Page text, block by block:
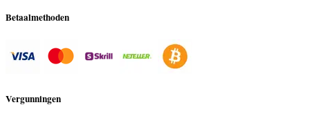
Betaalmethoden
Vergunningen